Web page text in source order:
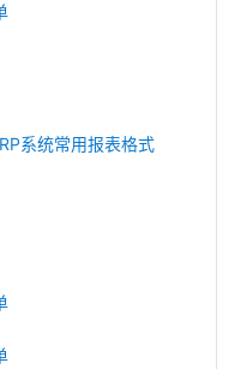
系统常用报表格式